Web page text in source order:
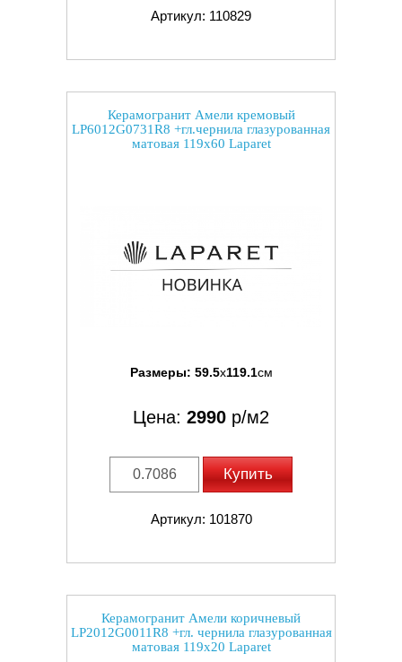
Артикул: 110829
Керамогранит Амели кремовый
LP6012G0731R8 +гл.чернила глазурованная
матовая 119x60 Laparet
Размеры: 59.5x119.1см
Цена: 2990 р/м2
Купить
Артикул: 101870
Керамогранит Амели коричневый
LP2012G0011R8 +гл. чернила глазурованная
матовая 119x20 Laparet